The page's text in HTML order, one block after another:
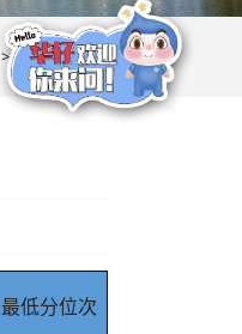
>> 广西>> 正文
最低分位次